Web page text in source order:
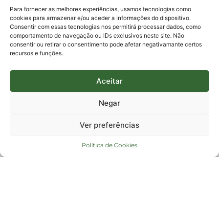
Para fornecer as melhores experiências, usamos tecnologias como
cookies para armazenar e/ou aceder a informações do dispositivo.
Consentir com essas tecnologias nos permitirá processar dados, como
comportamento de navegação ou IDs exclusivos neste site. Não
consentir ou retirar o consentimento pode afetar negativamante certos
recursos e funções.
Aceitar
Negar
Ver preferências
Política de Cookies
Para assuntos relacionados à Pesquisa
pesquisa@fapesc.sc.gov.br
Para assuntos relacionados à Inovação
inovacao@fapesc.sc.gov.br
Para assuntos relacionados à Bolsas
bolsas@fapesc.sc.gov.br
Para assuntos relacionados à Prestação de Contas
Para assuntos relacionados à Plataforma
plataforma@fapesc.sc.gov.br
Jair Artur da Silva dpo@fapesc.sc.gov.br 3665-4831
km 01, Módulo 12A, Edifício Fapesc / Celta, 5° andar